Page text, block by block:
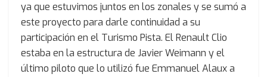
ya que estuvimos juntos en los zonales y se sumó a
este proyecto para darle continuidad a su
participación en el Turismo Pista. El Renault Clio
estaba en la estructura de Javier Weimann y el
último piloto que lo utilizó fue Emmanuel Alaux a